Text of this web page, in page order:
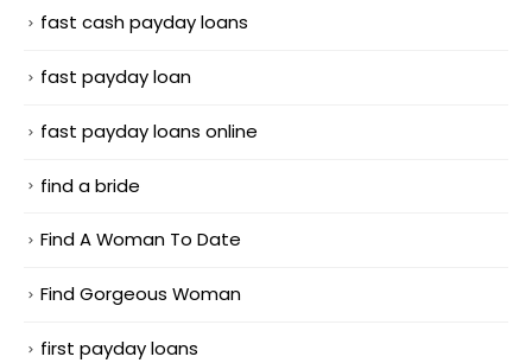
fast cash payday loans
fast payday loan
fast payday loans online
find a bride
Find A Woman To Date
Find Gorgeous Woman
first payday loans